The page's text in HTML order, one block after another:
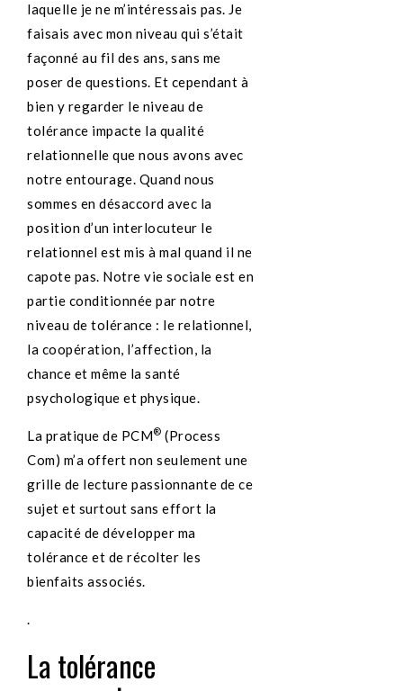
laquelle je ne m’intéressais pas. Je
faisais avec mon niveau qui s’était
façonné au fil des ans, sans me
poser de questions. Et cependant à
bien y regarder le niveau de
tolérance impacte la qualité
relationnelle que nous avons avec
notre entourage. Quand nous
sommes en désaccord avec la
position d’un interlocuteur le
relationnel est mis à mal quand il ne
capote pas. Notre vie sociale est en
partie conditionnée par notre
niveau de tolérance : le relationnel,
la coopération, l’affection, la
chance et même la santé
psychologique et physique.
La pratique de PCM® (Process
Com) m’a offert non seulement une
grille de lecture passionnante de ce
sujet et surtout sans effort la
capacité de développer ma
tolérance et de récolter les
bienfaits associés.
.
La tolérance